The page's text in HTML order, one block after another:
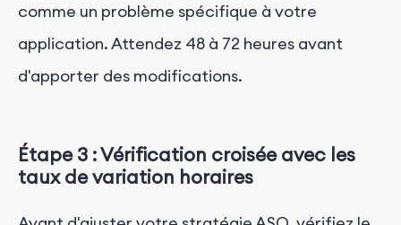
comme un problème spécifique à votre
application. Attendez 48 à 72 heures avant
d'apporter des modifications.
Étape 3 : Vérification croisée avec les
taux de variation horaires